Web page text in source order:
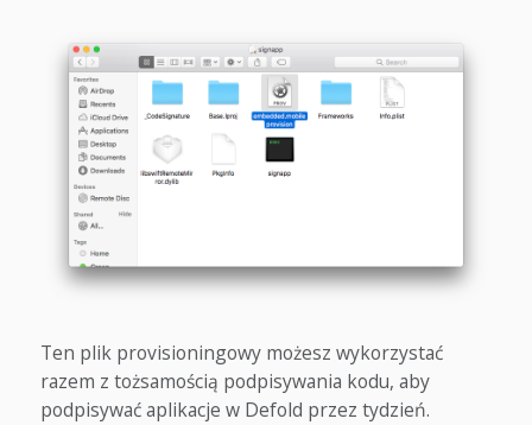
Ten plik provisioningowy możesz wykorzystać
razem z tożsamością podpisywania kodu, aby
podpisywać aplikacje w Defold przez tydzień.